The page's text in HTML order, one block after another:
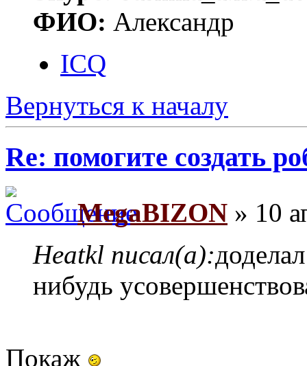
ФИО: Александр
ICQ
Вернуться к началу
Re: помогите создать
MegaBIZON » 10
Heatkl писал(а):
нибудь
Покаж